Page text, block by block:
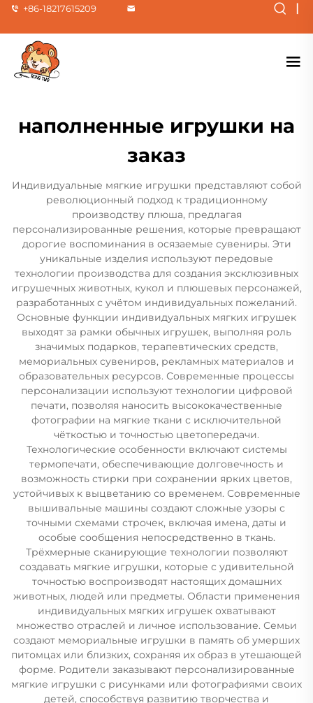
+86-18217615209 |
наполненные игрушки на
заказ
Индивидуальные мягкие игрушки представляют собой
революционный подход к традиционному
производству плюша, предлагая
персонализированные решения, которые превращают
дорогие воспоминания в осязаемые сувениры. Эти
уникальные изделия используют передовые
технологии производства для создания эксклюзивных
игрушечных животных, кукол и плюшевых персонажей,
разработанных с учётом индивидуальных пожеланий.
Основные функции индивидуальных мягких игрушек
выходят за рамки обычных игрушек, выполняя роль
значимых подарков, терапевтических средств,
мемориальных сувениров, рекламных материалов и
образовательных ресурсов. Современные процессы
персонализации используют технологии цифровой
печати, позволяя наносить высококачественные
фотографии на мягкие ткани с исключительной
чёткостью и точностью цветопередачи.
Технологические особенности включают системы
термопечати, обеспечивающие долговечность и
возможность стирки при сохранении ярких цветов,
устойчивых к выцветанию со временем. Современные
вышивальные машины создают сложные узоры с
точными схемами строчек, включая имена, даты и
особые сообщения непосредственно в ткань.
Трёхмерные сканирующие технологии позволяют
создавать мягкие игрушки, которые с удивительной
точностью воспроизводят настоящих домашних
животных, людей или предметы. Области применения
индивидуальных мягких игрушек охватывают
множество отраслей и личное использование. Семьи
создают мемориальные игрушки в память об умерших
питомцах или близких, сохраняя их образ в утешающей
форме. Родители заказывают персонализированные
мягкие игрушки с рисунками или фотографиями своих
детей, способствуя развитию творчества и